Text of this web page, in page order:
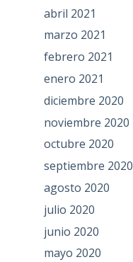
abril 2021
marzo 2021
febrero 2021
enero 2021
diciembre 2020
noviembre 2020
octubre 2020
septiembre 2020
agosto 2020
julio 2020
junio 2020
mayo 2020